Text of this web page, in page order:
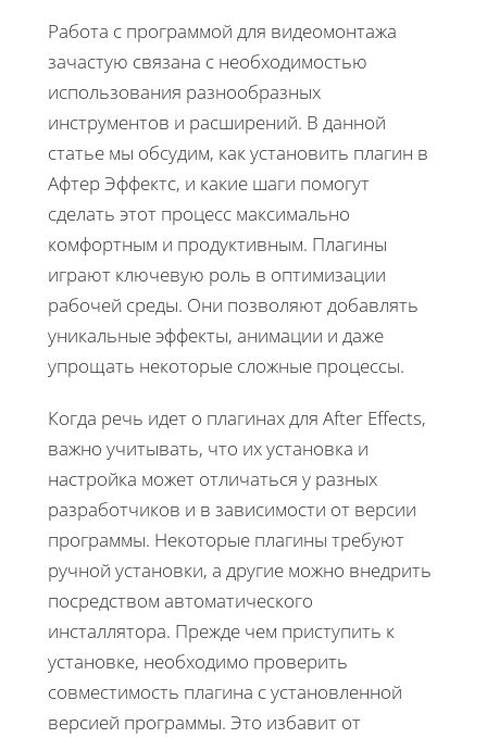
Работа с программой для видеомонтажа
зачастую связана с необходимостью
использования разнообразных
инструментов и расширений. В данной
статье мы обсудим, как установить плагин в
Афтер Эффектс, и какие шаги помогут
сделать этот процесс максимально
комфортным и продуктивным. Плагины
играют ключевую роль в оптимизации
рабочей среды. Они позволяют добавлять
уникальные эффекты, анимации и даже
упрощать некоторые сложные процессы.
Когда речь идет о плагинах для After Effects,
важно учитывать, что их установка и
настройка может отличаться у разных
разработчиков и в зависимости от версии
программы. Некоторые плагины требуют
ручной установки, а другие можно внедрить
посредством автоматического
инсталлятора. Прежде чем приступить к
установке, необходимо проверить
совместимость плагина с установленной
версией программы. Это избавит от